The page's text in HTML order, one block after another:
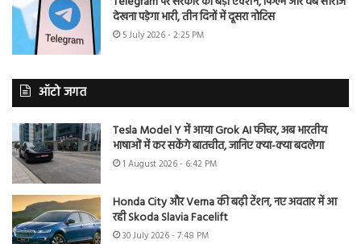
देखना पड़ेगा भारी, तीन दिनों में दूसरा नोटिस
5 July 2026 - 2:25 PM
ऑटो जगत
Tesla Model Y में आया Grok AI फीचर, अब भारतीय
भाषाओं में कर सकेंगे बातचीत, जानिए क्या-क्या बदलेगा
1 August 2026 - 6:42 PM
Honda City और Verna की बढ़ी टेंशन, नए अवतार में आ
रही Skoda Slavia Facelift
30 July 2026 - 7:48 PM